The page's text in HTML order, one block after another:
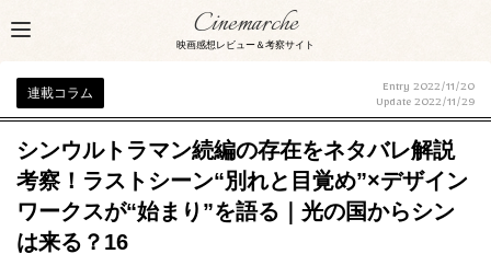
Cinemarche
映画感想レビュー＆考察サイト
連載コラム
Entry 2022/11/20
Update 2022/11/29
シンウルトラマン続編の存在をネタバレ解説
考察！ラストシーン“別れと目覚め”×デザイン
ワークスが“始まり”を語る｜光の国からシン
は来る？16